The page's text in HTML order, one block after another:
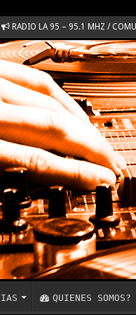
RADIO LA 95 – 95.1 MHZ /
QUIENES SOMOS?